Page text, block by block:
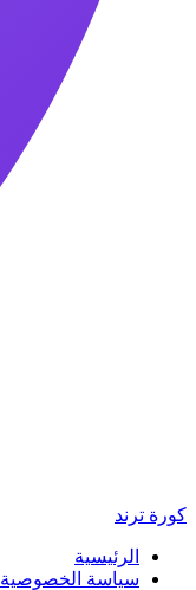
كورة ترند
الرئيسية
سياسة الخصوصية